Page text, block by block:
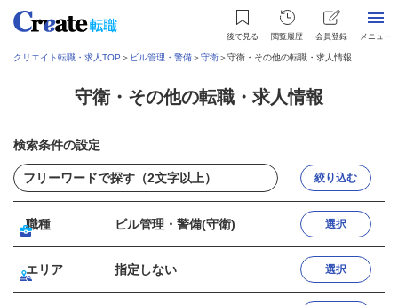
後で見る 閲覧履歴 会員登録 メニュー
クリエイト転職・求人TOP ＞ ビル管理・警備＞守衛＞守衛・その他の転職・求人情報
守衛・その他の転職・求人情報
検索条件の設定
絞り込む
職種 ビル管理・警備(守衛) 選択
エリア 指定しない 選択